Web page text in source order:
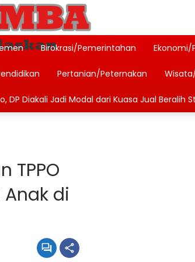
Birokrasi/Pemerintahan Ekonomi/
Pertanian/Peternakan
Diakali Jadi Modal dari Kuasa Jual Beralih
TPPO
di